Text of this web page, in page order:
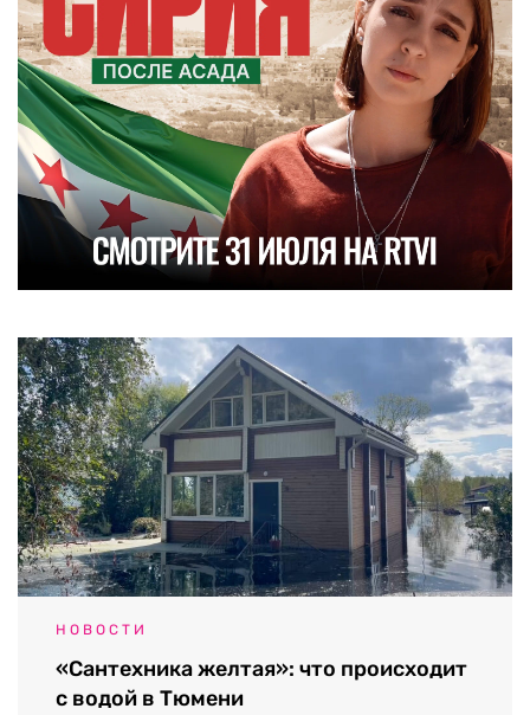
НОВОСТИ
«Сантехника желтая»: что происходит
с водой в Тюмени